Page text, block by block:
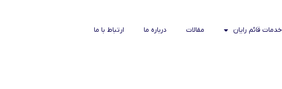
خدمات قائم رایان مقالات درباره ما ارتباط با ما